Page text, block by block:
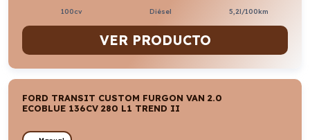
100cv Diésel 5,2l/100km
VER PRODUCTO
FORD TRANSIT CUSTOM FURGON VAN 2.0
ECOBLUE 136CV 280 L1 TREND II